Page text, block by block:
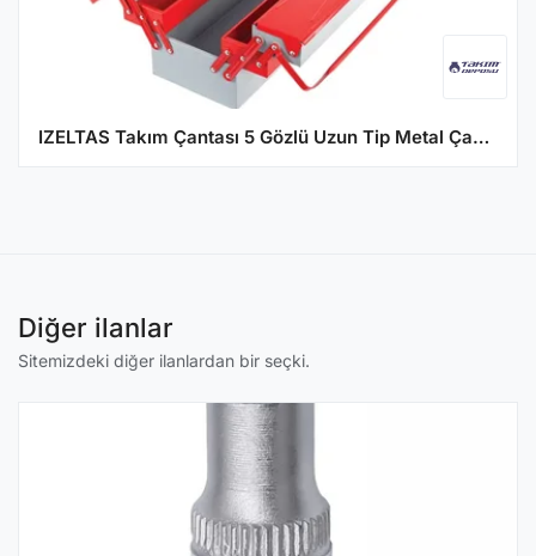
IZELTAS Takım Çantası 5 Gözlü Uzun Tip Metal Çanta
Diğer ilanlar
Sitemizdeki diğer ilanlardan bir seçki.